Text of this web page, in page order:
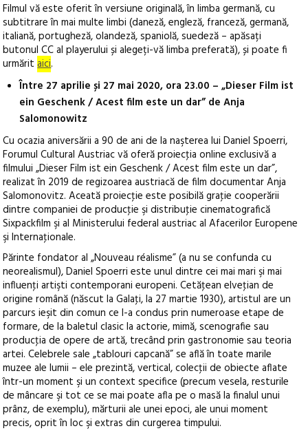
Filmul vă este oferit în versiune originală, în limba germană, cu
subtitrare în mai multe limbi (daneză, engleză, franceză, germană,
italiană, portugheză, olandeză, spaniolă, suedeză – apăsați
butonul CC al playerului și alegeți-vă limba preferată), și poate fi
urmăritaici.
Între 27 aprilie și 27 mai 2020, ora 23.00 – „Dieser Film ist
ein Geschenk / Acest film este un dar” de Anja
Salomonowitz
Cu ocazia aniversării a 90 de ani de la naşterea lui Daniel Spoerri,
Forumul Cultural Austriac vă oferă proiecţia online exclusivă a
filmului „Dieser Film ist ein Geschenk / Acest film este un dar”,
realizat în 2019 de regizoarea austriacă de film documentar Anja
Salomonovitz. Aceată proiecţie este posibilă graţie cooperării
dintre companiei de producţie şi distribuţie cinematografică
Sixpackfilm şi al Ministerului federal austriac al Afacerilor Europene
şi Internaţionale.
Părinte fondator al „Nouveau réalisme” (a nu se confunda cu
neorealismul), Daniel Spoerri este unul dintre cei mai mari şi mai
influenţi artişti contemporani europeni. Cetăţean elveţian de
origine română (născut la Galaţi, la 27 martie 1930), artistul are un
parcurs ieşit din comun ce l-a condus prin numeroase etape de
formare, de la baletul clasic la actorie, mimă, scenografie sau
producţia de opere de artă, trecând prin gastronomie sau teoria
artei. Celebrele sale „tablouri capcană” se află în toate marile
muzee ale lumii – ele prezintă, vertical, colecţii de obiecte aflate
într-un moment şi un context specifice (precum vesela, resturile
de mâncare şi tot ce se mai poate afla pe o masă la finalul unui
prânz, de exemplu), mărturii ale unei epoci, ale unui moment
precis, oprit în loc şi extras din curgerea timpului.